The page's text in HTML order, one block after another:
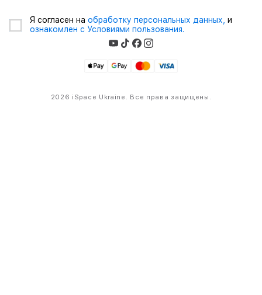
Я согласен на обработку персональных данных, и
ознакомлен с Условиями пользования.
2026 iSpace Ukraine. Все права защищены.